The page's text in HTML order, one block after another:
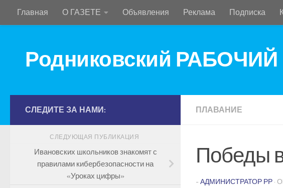
Перейти к содержимому
Главная О ГАЗЕТЕ Объявления Реклама Подписка
Родниковский РАБОЧИЙ
ПЛАВАНИЕ
Победы
- АДМИНИСТРАТОР РР ·
СЛЕДИТЕ ЗА НАМИ:
СЛЕДУЮЩАЯ ПУБЛИКАЦИЯ
Ивановских школьников знакомят с
правилами кибербезопасности на
«Уроках цифры»